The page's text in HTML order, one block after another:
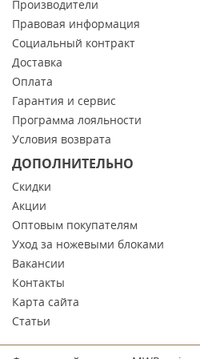
Производители
Правовая информация
Социальный контракт
Доставка
Оплата
Гарантия и сервис
Программа лояльности
Условия возврата
ДОПОЛНИТЕЛЬНО
Скидки
Акции
Оптовым покупателям
Уход за ножевыми блоками
Вакансии
Контакты
Карта сайта
Статьи